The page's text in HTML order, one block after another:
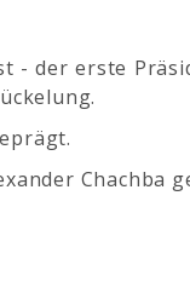
- der erste
Chachba